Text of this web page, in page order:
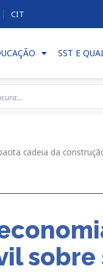
CIT
SST E
cadeia da